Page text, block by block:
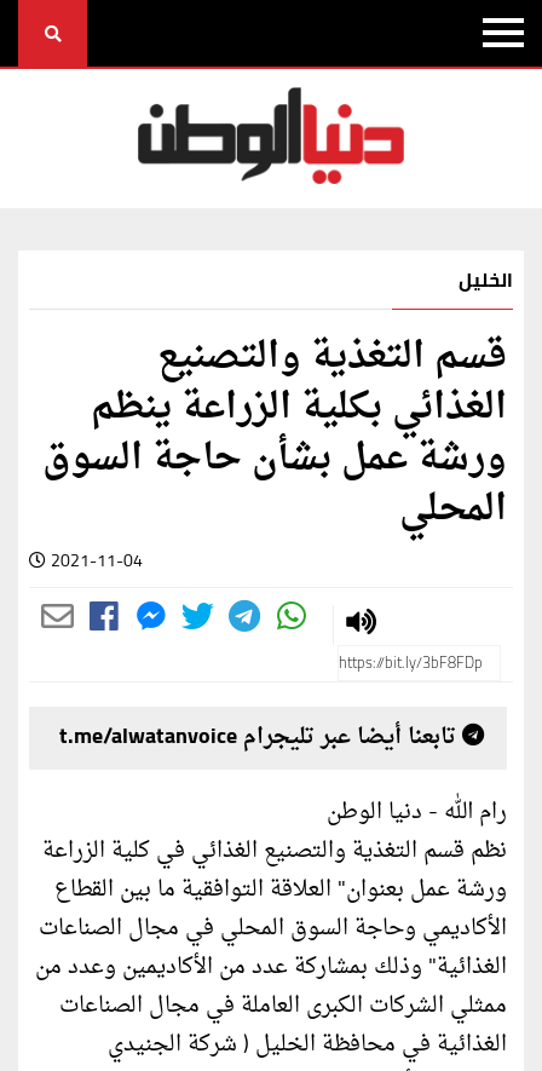
الخليل
قسم التغذية والتصنيع
الغذائي بكلية الزراعة ينظم
ورشة عمل بشأن حاجة السوق
المحلي
2021-11-04
تابعنا أيضا عبر تليجرام t.me/alwatanvoice
رام الله - دنيا الوطن
نظم قسم التغذية والتصنيع الغذائي في كلية الزراعة
ورشة عمل بعنوان" العلاقة التوافقية ما بين القطاع
الأكاديمي وحاجة السوق المحلي في مجال الصناعات
الغذائية" وذلك بمشاركة عدد من الأكاديمين وعدد من
ممثلي الشركات الكبرى العاملة في مجال الصناعات
الغذائية في محافظة الخليل ( شركة الجنيدي